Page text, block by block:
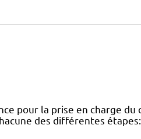
pour la prise en charge du
des différentes